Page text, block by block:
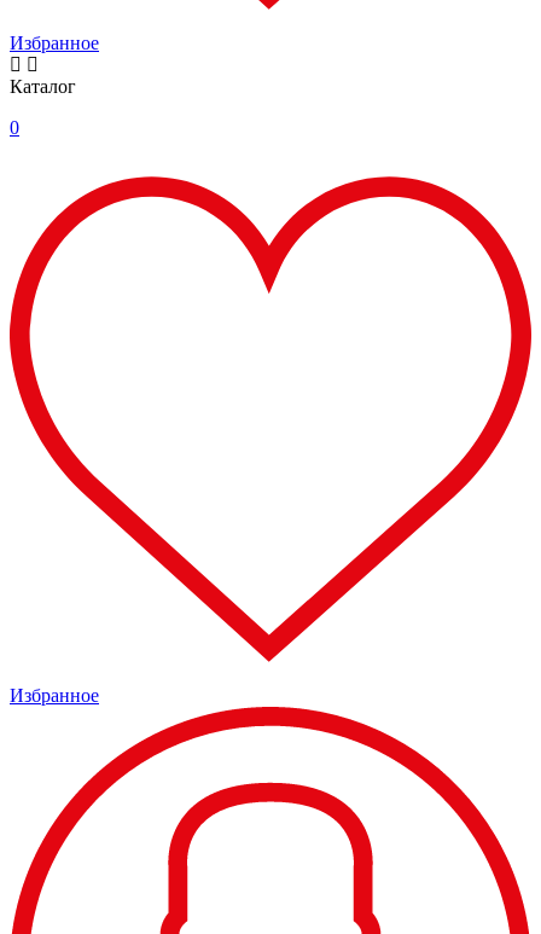
Избранное
Каталог
0
Избранное